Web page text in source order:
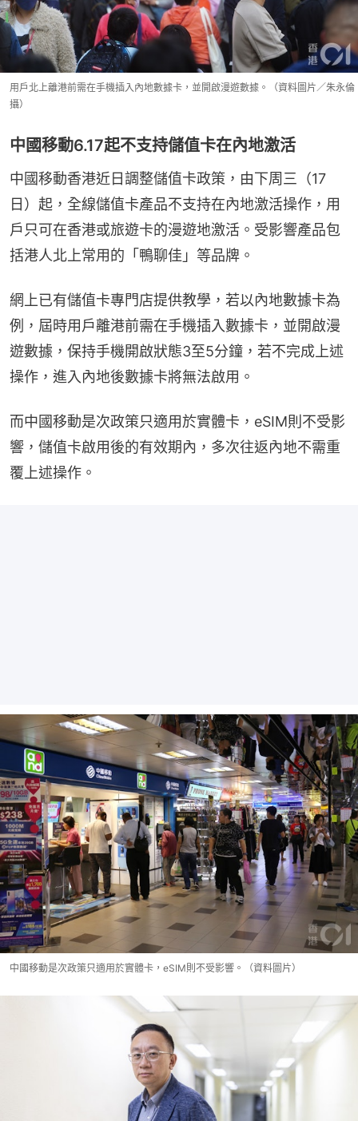
用戶北上離港前需在手機插入內地數據卡，並開啟漫遊數據。（資料圖片／朱永倫
攝）
中國移動6.17起不支持儲值卡在內地激活
中國移動香港近日調整儲值卡政策，由下周三（17
日）起，全線儲值卡產品不支持在內地激活操作，用
戶只可在香港或旅遊卡的漫遊地激活。受影響產品包
括港人北上常用的「鴨聊佳」等品牌。
網上已有儲值卡專門店提供教學，若以內地數據卡為
例，屆時用戶離港前需在手機插入數據卡，並開啟漫
遊數據，保持手機開啟狀態3至5分鐘，若不完成上述
操作，進入內地後數據卡將無法啟用。
而中國移動是次政策只適用於實體卡，eSIM則不受影
響，儲值卡啟用後的有效期內，多次往返內地不需重
覆上述操作。
中國移動是次政策只適用於實體卡，eSIM則不受影響。（資料圖片）